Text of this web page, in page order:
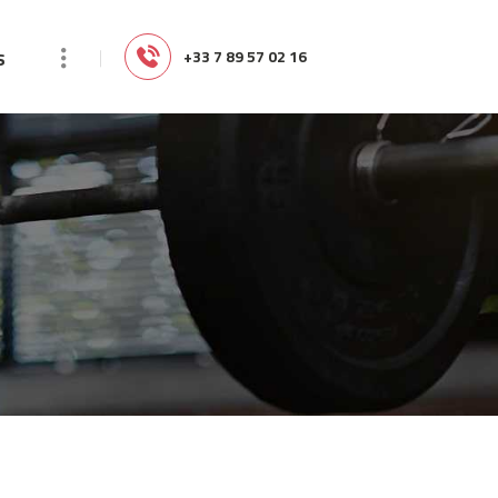
‭+33 7 89 57 02 16‬